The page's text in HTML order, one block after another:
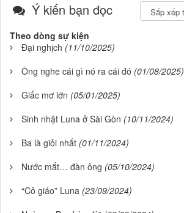
Ý kiến bạn đọc
Theo dòng sự kiện
Đại nghịch (11/10/2025)
Ông nghe cái gì nó ra cái đó (01/08/2025)
Giấc mơ lớn (05/01/2025)
Sinh nhật Luna ở Sài Gòn (10/11/2024)
Ba là giỏi nhất (01/11/2024)
Nước mắt… đàn ông (05/10/2024)
“Cô giáo” Luna (23/09/2024)